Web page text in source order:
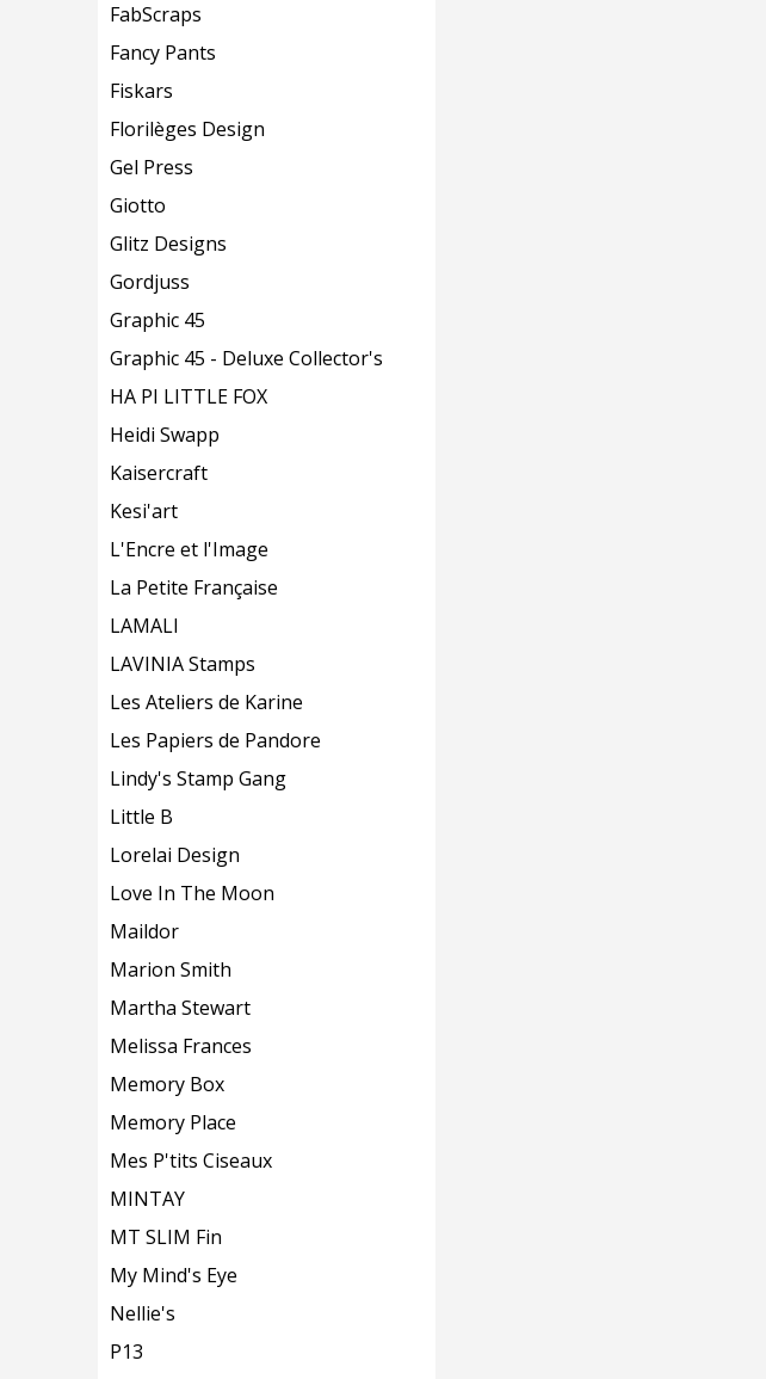
FabScraps
Fancy Pants
Fiskars
Florilèges Design
Gel Press
Giotto
Glitz Designs
Gordjuss
Graphic 45
Graphic 45 - Deluxe Collector's
HA PI LITTLE FOX
Heidi Swapp
Kaisercraft
Kesi'art
L'Encre et l'Image
La Petite Française
LAMALI
LAVINIA Stamps
Les Ateliers de Karine
Les Papiers de Pandore
Lindy's Stamp Gang
Little B
Lorelai Design
Love In The Moon
Maildor
Marion Smith
Martha Stewart
Melissa Frances
Memory Box
Memory Place
Mes P'tits Ciseaux
MINTAY
MT SLIM Fin
My Mind's Eye
Nellie's
P13